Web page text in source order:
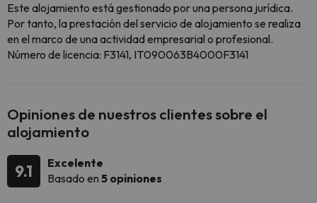
Este alojamiento está gestionado por una persona jurídica.
Por tanto, la prestación del servicio de alojamiento se realiza
en el marco de una actividad empresarial o profesional.
Número de licencia: F3141, IT090063B4000F3141
Opiniones de nuestros clientes sobre el
alojamiento
9.1
Excelente
Basado en 5 opiniones